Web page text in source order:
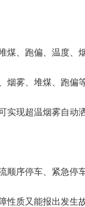
煤、跑偏、温度、
烟雾、堆煤、跑偏
实现超温烟雾自动
序停车、紧急停
质又能报出发生